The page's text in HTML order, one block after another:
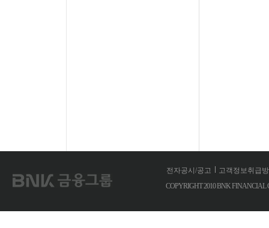
전자공시/공고
고객정보취급
COPYRIGHT 2010 BNK FINANCIAL